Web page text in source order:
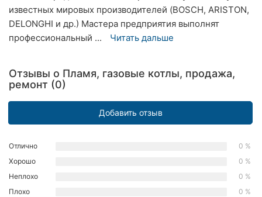
Одесса
Киев
Харьков
Львов
Рог
известных мировых производителей (BOSCH, ARISTON,
DELONGHI и др.) Мастера предприятия выполнят
профессиональный ...
Читать дальше
Отзывы о Пламя, газовые котлы, продажа,
ремонт (0)
Добавить отзыв
Отлично
0 %
Хорошо
0 %
Неплохо
0 %
Плохо
0 %